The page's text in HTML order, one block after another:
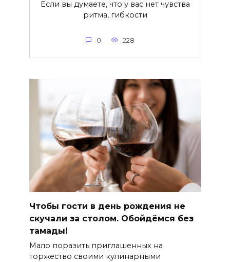
Если вы думаете, что у вас нет чувства
ритма, гибкости
0 228
Чтобы гости в день рождения не
скучали за столом. Обойдёмся без
тамады!
Мало поразить приглашенных на
торжество своими кулинарными